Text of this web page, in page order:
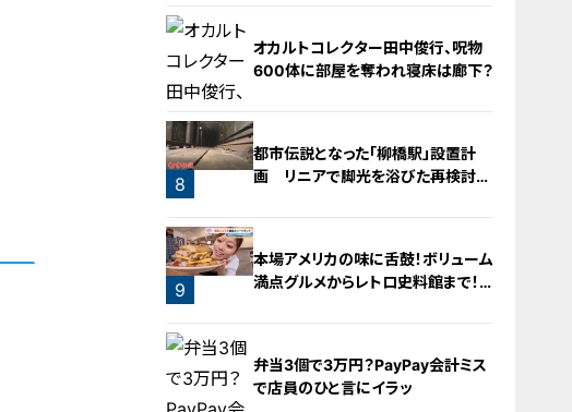
5
門学校』の生徒たち
7
オカルトコレクター田中俊行、呪物
600体に部屋を奪われ寝床は廊下？
8
都市伝説となった「柳橋駅」設置計
画 リニアで脚光を浴びた再検討の
9
本場アメリカの味に舌鼓！ボリューム
満点グルメからレトロ史料館まで！
弁当3個で3万円？PayPay会計ミス
で店員のひと言にイラッ